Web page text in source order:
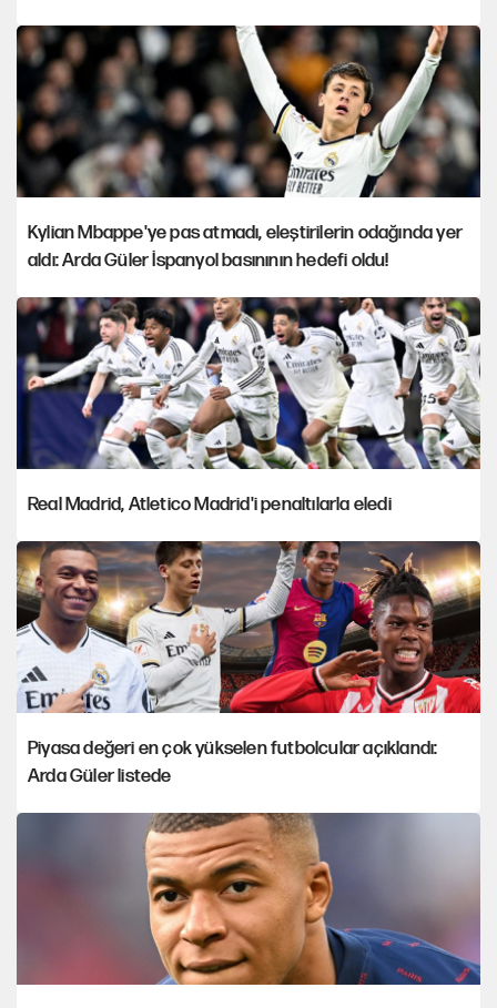
Kylian Mbappe'ye pas atmadı, eleştirilerin odağında yer
aldı: Arda Güler İspanyol basınının hedefi oldu!
Real Madrid, Atletico Madrid'i penaltılarla eledi
Piyasa değeri en çok yükselen futbolcular açıklandı:
Arda Güler listede